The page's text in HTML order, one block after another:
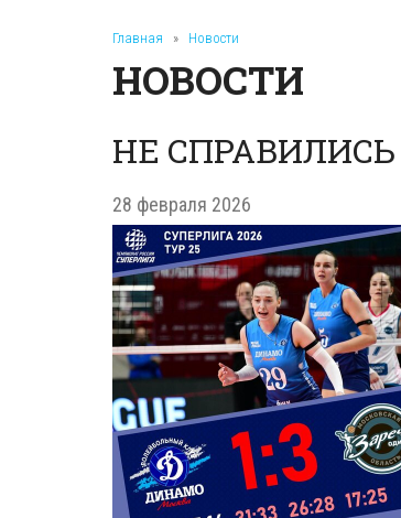
Главная » Новости
НОВОСТИ
НЕ СПРАВИЛИСЬ
28 февраля 2026